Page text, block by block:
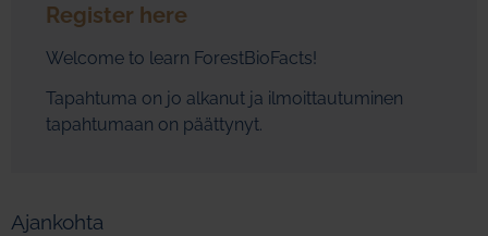
Register here
Welcome to learn ForestBioFacts!
Tapahtuma on jo alkanut ja ilmoittautuminen
tapahtumaan on päättynyt.
Ajankohta